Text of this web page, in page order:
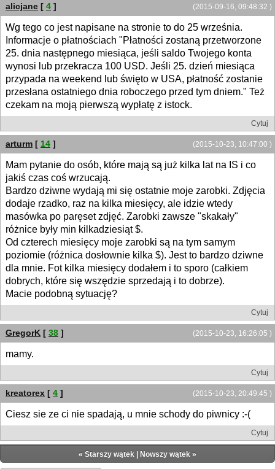
(2015-09-16, 09:48:32 )
alicjane [ 4 ]
Wg tego co jest napisane na stronie to do 25 września.
Informacje o płatnościach "Płatności zostaną przetworzone
25. dnia następnego miesiąca, jeśli saldo Twojego konta
wynosi lub przekracza 100 USD. Jeśli 25. dzień miesiąca
przypada na weekend lub święto w USA, płatność zostanie
przesłana ostatniego dnia roboczego przed tym dniem." Też
czekam na moją pierwszą wypłatę z istock.
Cytuj
(2015-10-23, 10:47:00 )
arturm [ 14 ]
Mam pytanie do osób, które mają są już kilka lat na IS i co
jakiś czas coś wrzucają.
Bardzo dziwne wydają mi się ostatnie moje zarobki. Zdjęcia
dodaje rzadko, raz na kilka miesięcy, ale idzie wtedy
masówka po paręset zdjęć. Zarobki zawsze "skakały"
różnice były min kilkadziesiąt $.
Od czterech miesięcy moje zarobki są na tym samym
poziomie (różnica dosłownie kilka $). Jest to bardzo dziwne
dla mnie. Fot kilka miesięcy dodałem i to sporo (całkiem
dobrych, które się wszędzie sprzedają i to dobrze).
Macie podobną sytuację?
Cytuj
(2015-10-23, 16:26:05 )
GregorK [ 38 ]
mamy.
Cytuj
(2015-10-23, 20:49:45 )
kreatorex [ 4 ]
Ciesz sie ze ci nie spadają, u mnie schody do piwnicy :-(
Cytuj
« Starszy wątek | Nowszy wątek »